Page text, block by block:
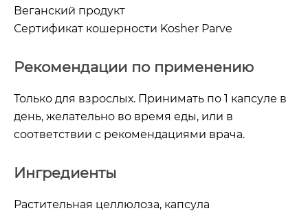
Веганский продукт
Сертификат кошерности Kosher Parve
Рекомендации по применению
Только для взрослых. Принимать по 1 капсуле в
день, желательно во время еды, или в
соответствии с рекомендациями врача.
Ингредиенты
Растительная целлюлоза, капсула